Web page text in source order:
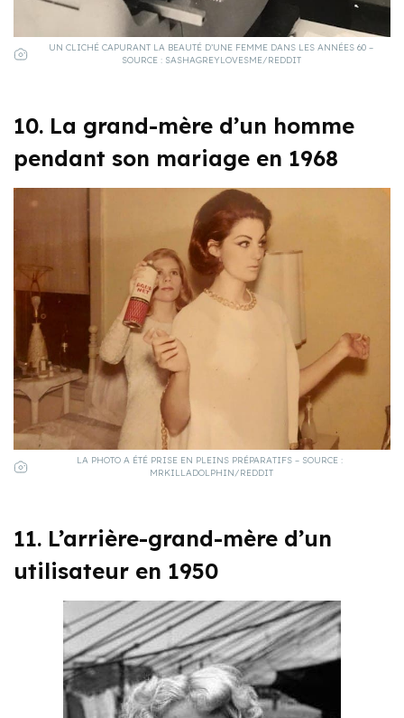
UN CLICHÉ CAPURANT LA BEAUTÉ D’UNE FEMME DANS LES ANNÉES 60 –
SOURCE : SASHAGREYLOVESME/REDDIT
10. La grand-mère d’un homme
pendant son mariage en 1968
LA PHOTO A ÉTÉ PRISE EN PLEINS PRÉPARATIFS – SOURCE :
MRKILLADOLPHIN/REDDIT
11. L’arrière-grand-mère d’un
utilisateur en 1950